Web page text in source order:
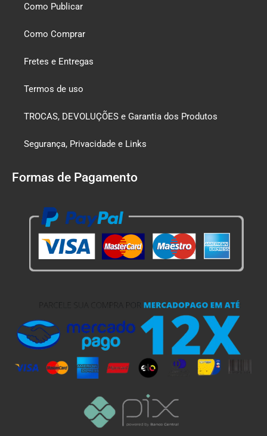
Como Publicar
Como Comprar
Fretes e Entregas
Termos de uso
TROCAS, DEVOLUÇÕES e Garantia dos Produtos
Segurança, Privacidade e Links
Formas de Pagamento